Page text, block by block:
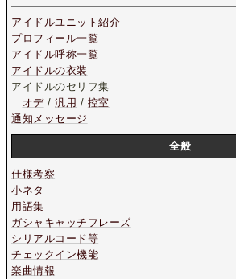
アイドルユニット紹介
プロフィール一覧
アイドル呼称一覧
アイドルの衣装
アイドルのセリフ集
オデ/汎用 / 控室
通知メッセージ
全般
仕様考察
小ネタ
用語集
ガシャキャッチフレーズ
シリアルコード等
チェックイン機能
楽曲情報